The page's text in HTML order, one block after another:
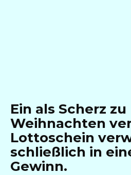
Ein als Scherz zu
Weihnachten
Lottoschein
schließlich in
Gewinn.